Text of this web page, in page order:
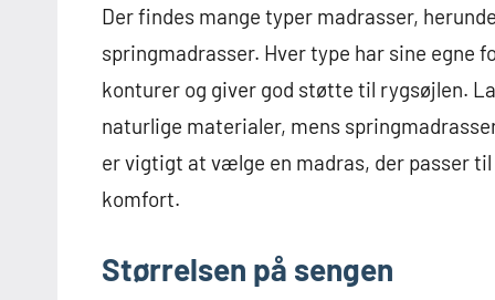
Der findes mange typer madrasser,
springmadrasser. Hver type har sine egne
konturer og giver god støtte til rygsøjlen.
naturlige materialer, mens
er vigtigt at vælge en madras, der passer
komfort.
Størrelsen på sengen